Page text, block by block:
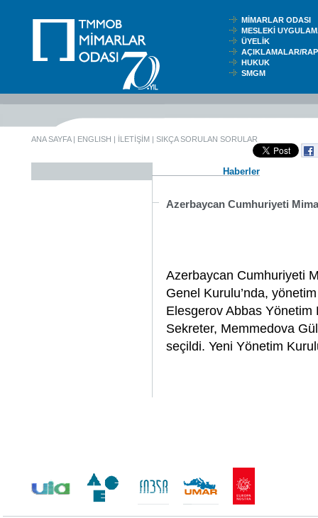
MİMARLAR ODASI
MESLEKİ
ÜYELİK
AÇIKLAMALAR/
HUKUK
SMGM
ANA SAYFA| ENGLISH | İLETİŞİM | SIKÇA SORULAN SORULAR
Haberler
Azerbaycan Cumhuriyeti
Azerbaycan Cumhuriyeti
Genel Kurulu’nda,
Elesgerov Abbas Yönetim
Sekreter, Memmedova
seçildi. Yeni Yönetim